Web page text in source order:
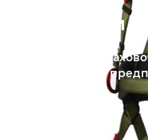
Привязи в
Поставка
старейшего